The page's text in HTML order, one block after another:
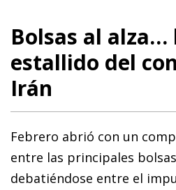
Bolsas al alza…
estallido del
Irán
Febrero abrió con un
entre las principales
debatiéndose entre el